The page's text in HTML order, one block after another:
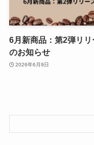
6月新商品：第2弾リリ
のお知らせ
2026年6月9日